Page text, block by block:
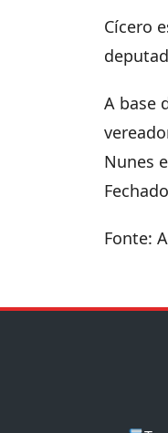
Cícero
A base
Nunes
Fonte: